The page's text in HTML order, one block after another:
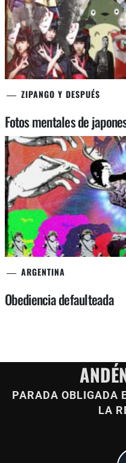
ZIPANGO Y DESPUÉS
Fotos mentales de
ARGENTINA
Obediencia defaulteada
PARADA OBLIGADA
LA